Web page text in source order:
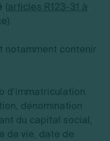
(articles R123-31 à
notamment contenir
d’immatriculation
dénomination
du capital social,
de vie, date de